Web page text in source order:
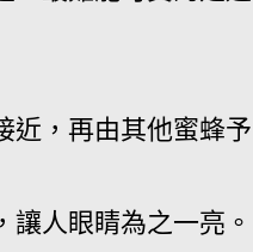
近，再由其他蜜蜂予
人眼睛為之一亮。